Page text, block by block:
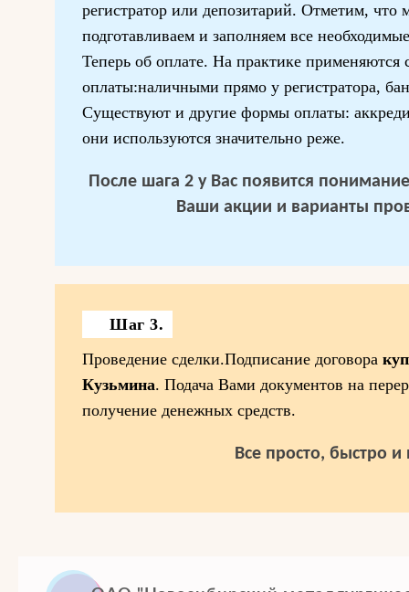
регистратор или депозитарий. Отметим, что
подготавливаем и заполняем все
Теперь об оплате. На практике
оплаты:наличными прямо у регистратора,
Существуют и другие формы оплаты:
они используются значительно реже.
После шага 2 у Вас появится понимание
Ваши акции и варианты
Шаг 3.
Проведение сделки.Подписание договора
Кузьмина. Подача Вами документов на
получение денежных средств.
Все просто, быстро и